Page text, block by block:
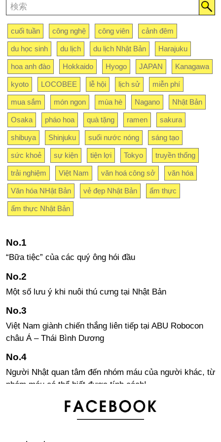
cuối tuần công nghệ công viên cảnh đêm
du học sinh du lịch du lịch Nhật Bản Harajuku
hoa anh đào Hokkaido Hyogo JAPAN Kanagawa
kyoto LOCOBEE lễ hội lịch sử miễn phí
mua sắm món ngon mùa hè Nagano Nhật Bản
Osaka pháo hoa quà tặng ramen sakura
shibuya Shinjuku suối nước nóng sáng tạo
sức khoẻ sự kiện tiện lợi Tokyo truyền thống
trải nghiệm Việt Nam văn hoá công sở văn hóa
Văn hóa NHật Bản vẻ đẹp Nhật Bản ẩm thực
ẩm thực Nhật Bản
“Bữa tiệc” của các quý ông hói đầu
Một số lưu ý khi nuôi thú cưng tại Nhật Bản
Việt Nam giành chiến thắng liên tiếp tại ABU Robocon
châu Á – Thái Bình Dương
Người Nhật quan tâm đến nhóm máu của người khác, từ
nhóm máu có thể biết được tính cách!
Bảng xếp hạng thành phố “dễ sống” nhất trên thế giới